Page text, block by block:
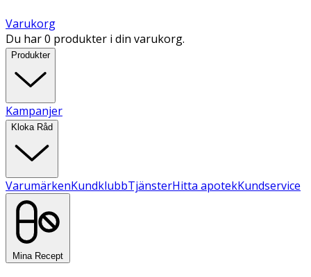
Varukorg
Du har 0 produkter i din varukorg.
Produkter
Kampanjer
Kloka Råd
VarumärkenKundklubbTjänsterHitta apotekKundservice
Mina Recept